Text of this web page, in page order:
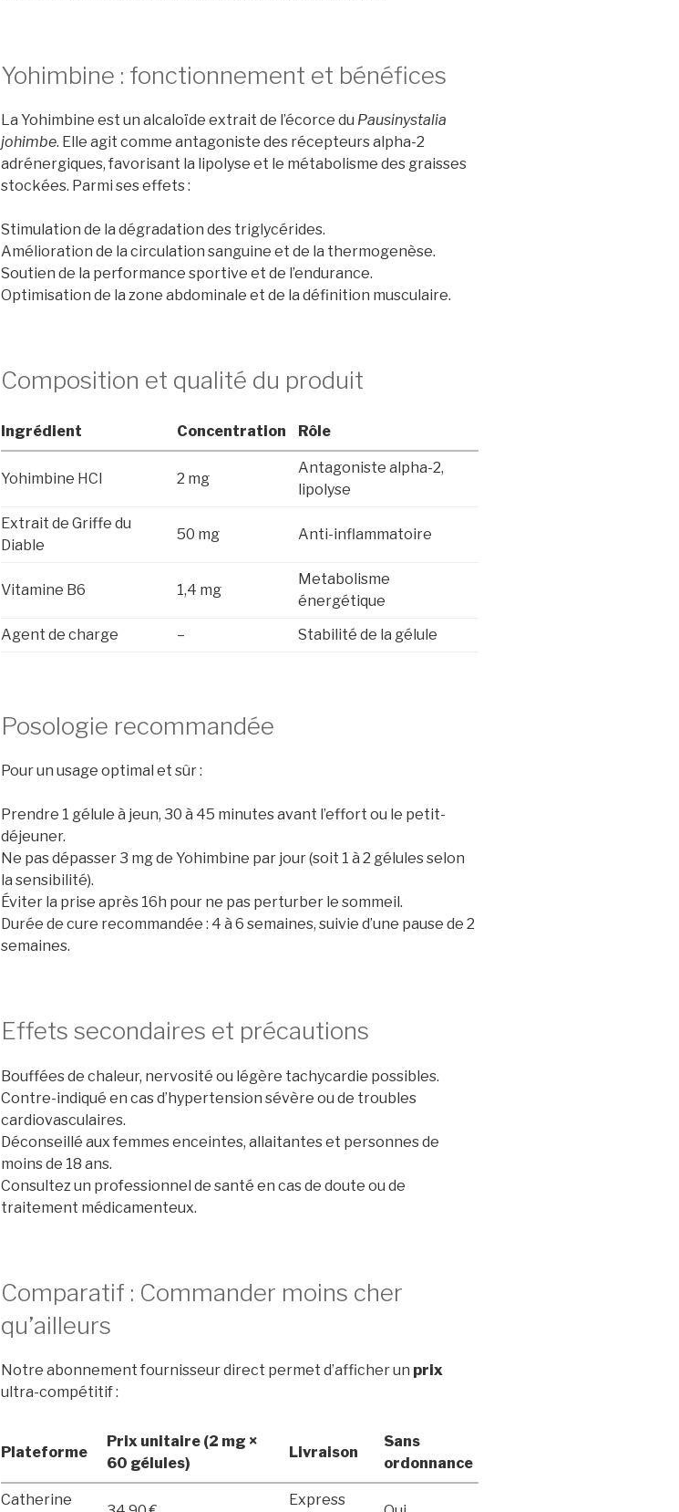
Yohimbine : fonctionnement et bénéfices
La Yohimbine est un alcaloïde extrait de l’écorce du Pausinystalia
johimbe. Elle agit comme antagoniste des récepteurs alpha-2
adrénergiques, favorisant la lipolyse et le métabolisme des graisses
stockées. Parmi ses effets :
Stimulation de la dégradation des triglycérides.
Amélioration de la circulation sanguine et de la thermogenèse.
Soutien de la performance sportive et de l’endurance.
Optimisation de la zone abdominale et de la définition musculaire.
Composition et qualité du produit
Ingrédient Concentration Rôle
Yohimbine HCl 2 mg
Antagoniste alpha-2,
lipolyse
Extrait de Griffe du
Diable
50 mg Anti-inflammatoire
Vitamine B6 1,4 mg
Metabolisme
énergétique
Agent de charge
– Stabilité de la gélule
Posologie recommandée
Pour un usage optimal et sûr :
Prendre 1 gélule à jeun, 30 à 45 minutes avant l’effort ou le petit-
déjeuner.
Ne pas dépasser 3 mg de Yohimbine par jour (soit 1 à 2 gélules selon
la sensibilité).
Éviter la prise après 16h pour ne pas perturber le sommeil.
Durée de cure recommandée : 4 à 6 semaines, suivie d’une pause de 2
semaines.
Effets secondaires et précautions
Bouffées de chaleur, nervosité ou légère tachycardie possibles.
Contre-indiqué en cas d’hypertension sévère ou de troubles
cardiovasculaires.
Déconseillé aux femmes enceintes, allaitantes et personnes de
moins de 18 ans.
Consultez un professionnel de santé en cas de doute ou de
traitement médicamenteux.
Comparatif : Commander moins cher
qu’ailleurs
Notre abonnement fournisseur direct permet d’afficher un prix
ultra-compétitif :
Plateforme
Prix unitaire (2 mg ×
60 gélules)
Livraison
Sans
ordonnance
Catherine Express